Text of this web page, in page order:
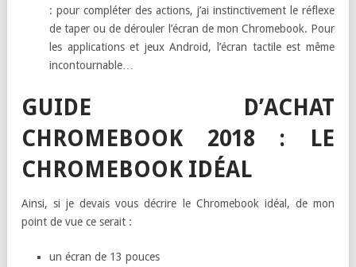
: pour compléter des actions, j’ai instinctivement le réflexe
de taper ou de dérouler l’écran de mon Chromebook. Pour
les applications et jeux Android, l’écran tactile est même
incontournable…
GUIDE D’ACHAT
CHROMEBOOK 2018 : LE
CHROMEBOOK IDÉAL
Ainsi, si je devais vous décrire le Chromebook idéal, de mon
point de vue ce serait :
un écran de 13 pouces